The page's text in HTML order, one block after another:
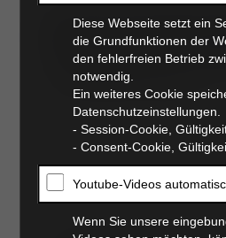
Diese Webseite setzt ein
die Grundfunktionen der
den fehlerfreien Betrieb
notwendig.
Ein weiteres Cookie
Datenschutzeinstellungen.
- Session-Cookie,
- Consent-Cookie,
Youtube-Videos
Wenn Sie unsere
Anfänger (2
21.03.2020–22.03.2020
Die Echokardiographie